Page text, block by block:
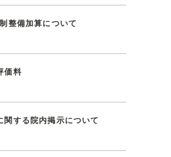
整備加算について
価料
関する院内掲示について